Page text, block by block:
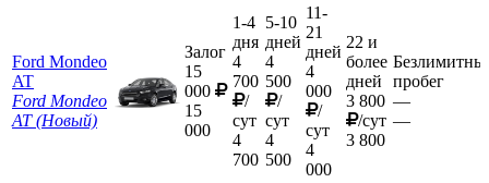
Ford Mondeo
AT
Ford Mondeo
AT (Новый)
Залог
15
000
15
000
1-4
дня
4
700
/
сут
4
700
5-10
дней
4
500
/
сут
4
500
11-
21
дней
4
000
/
сут
4
000
22 и
более
дней
3 800
/сут
3 800
пробег
—
—